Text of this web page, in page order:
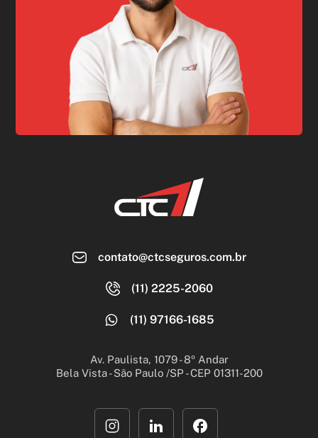
contato@ctcseguros.com.br
(11) 2225-2060
(11) 97166-1685
Av. Paulista, 1079 - 8º Andar
Bela Vista - São Paulo /SP - CEP 01311-200